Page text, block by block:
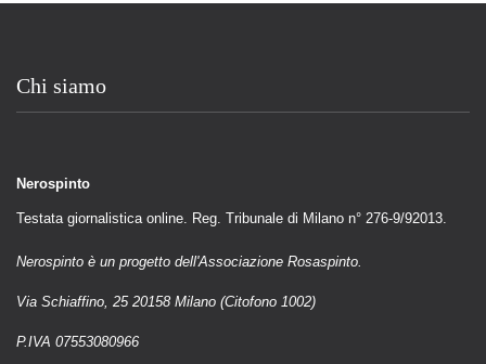
Chi siamo
Nerospinto
Testata giornalistica online. Reg. Tribunale di Milano n° 276-9/92013.
Nerospinto è un progetto dell'Associazione Rosaspinto.
Via Schiaffino, 25 20158 Milano (Citofono 1002)
P.IVA 07553080966